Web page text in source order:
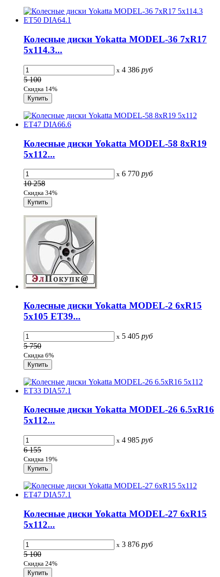
Колесные диски Yokatta MODEL-36 7xR17
5x114.3...
x 4 386 руб
5 100
Скидка 14%
Колесные диски Yokatta MODEL-58 8xR19
5x112...
x 6 770 руб
10 258
Скидка 34%
Колесные диски Yokatta MODEL-2 6xR15
5x105 ET39...
x 5 405 руб
5 750
Скидка 6%
Колесные диски Yokatta MODEL-26 6.5xR16
5x112...
x 4 985 руб
6 155
Скидка 19%
Колесные диски Yokatta MODEL-27 6xR15
5x112...
x 3 876 руб
5 100
Скидка 24%